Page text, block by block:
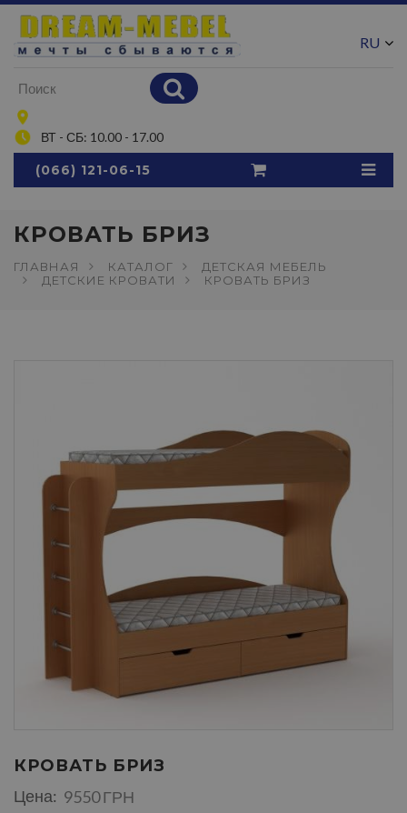
ВТ - СБ: 10.00 - 17.00
RU
(066) 121-06-15
КРОВАТЬ БРИЗ
ГЛАВНАЯ КАТАЛОГ
ДЕТСКАЯ МЕБЕЛЬ
ДЕТСКИЕ КРОВАТИ
КРОВАТЬ БРИЗ
КРОВАТЬ БРИЗ
Цена: 9550 ГРН